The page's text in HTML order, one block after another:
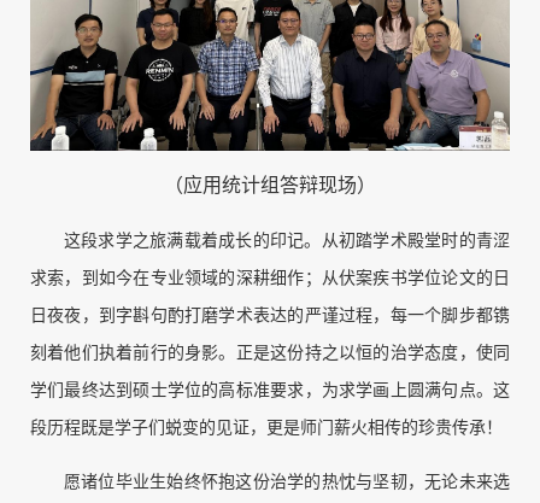
（应用统计组答辩现场）
这段求学之旅满载着成长的印记。从初踏学术殿堂时的青涩
求索，到如今在专业领域的深耕细作；从伏案疾书学位论文的日
日夜夜，到字斟句酌打磨学术表达的严谨过程，每一个脚步都镌
刻着他们执着前行的身影。正是这份持之以恒的治学态度，使同
学们最终达到硕士学位的高标准要求，为求学画上圆满句点。这
段历程既是学子们蜕变的见证，更是师门薪火相传的珍贵传承！
愿诸位毕业生始终怀抱这份治学的热忱与坚韧，无论未来选